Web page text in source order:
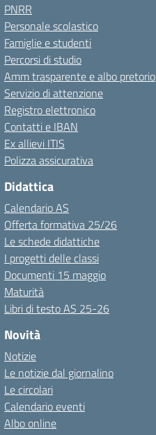
PNRR
Personale scolastico
Famiglie e studenti
Percorsi di studio
Amm trasparente e albo pretorio
Servizio di attenzione
Registro elettronico
Contatti e IBAN
Ex allievi ITIS
Polizza assicurativa
Didattica
Calendario AS
Offerta formativa 25/26
Le schede didattiche
I progetti delle classi
Documenti 15 maggio
Maturità
Libri di testo AS 25-26
Novità
Notizie
Le notizie dal giornalino
Le circolari
Calendario eventi
Albo online